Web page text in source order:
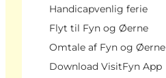
Handicapvenlig ferie
Flyt til Fyn og Øerne
Omtale af Fyn og Øerne
Download VisitFyn App